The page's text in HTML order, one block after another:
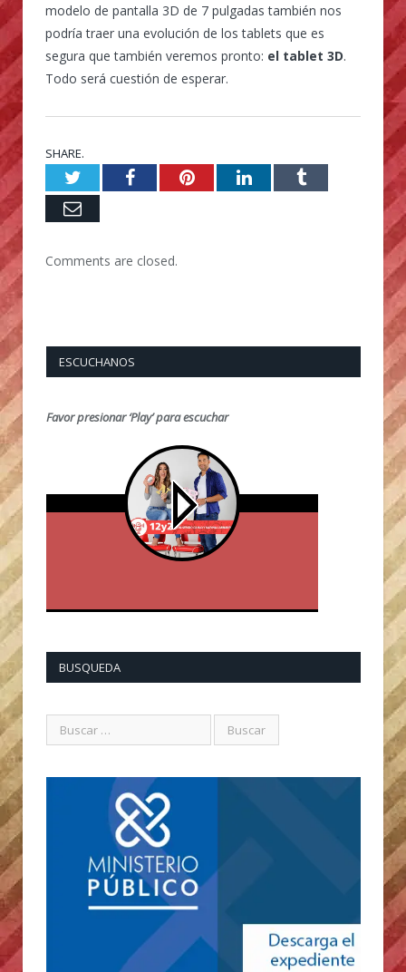
modelo de pantalla 3D de 7 pulgadas también nos
podría traer una evolución de los tablets que es
segura que también veremos pronto: el tablet 3D.
Todo será cuestión de esperar.
SHARE.
TwitterFacebookPinterestLinkedInTumblr
Email
Comments are closed.
ESCUCHANOS
Favor presionar ‘Play’ para escuchar
BUSQUEDA